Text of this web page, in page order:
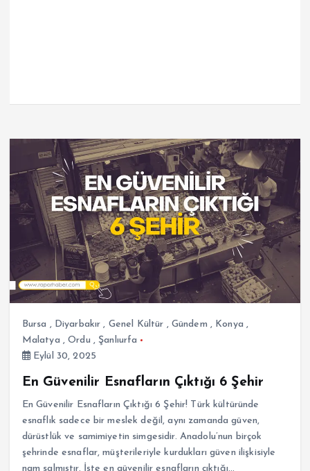
Bursa , Diyarbakır , Genel Kültür , Gündem , Konya ,
Malatya ,Ordu , Şanlıurfa
Eylül 30, 2025
En Güvenilir Esnafların Çıktığı 6 Şehir
En Güvenilir Esnafların Çıktığı 6 Şehir! Türk kültüründe
esnaflık sadece bir meslek değil, aynı zamanda güven,
dürüstlük ve samimiyetin simgesidir. Anadolu’nun birçok
şehrinde esnaflar, müşterileriyle kurdukları güven ilişkisiyle
nam salmıştır. İşte en güvenilir esnafların çıktığı…